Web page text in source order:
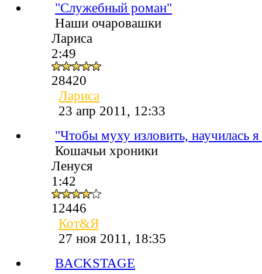
"Служебный роман"
Наши очаровашки
Лариса
2:49
28420
Лариса
23 апр 2011, 12:33
"Чтобы муху изловить, научилась
Кошачьи хроники
Ленуся
1:42
12446
Кот&Я
27 ноя 2011, 18:35
BACKSTAGE